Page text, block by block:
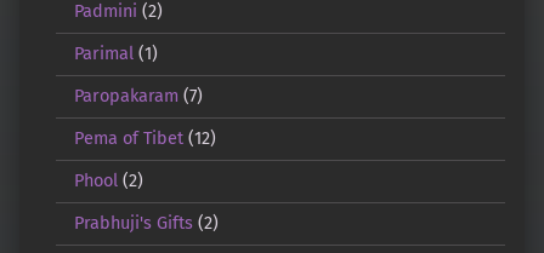
Padmini (2)
Parimal(1)
Paropakaram (7)
Pema of Tibet(12)
Phool(2)
Prabhuji's Gifts(2)